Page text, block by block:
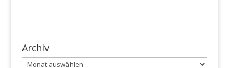
Archiv
Archiv